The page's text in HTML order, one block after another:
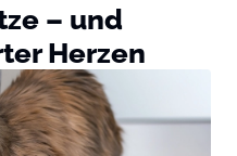
– und
Herzen